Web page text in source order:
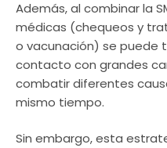
Además, al combinar la
médicas (chequeos y
o vacunación) se puede
contacto con grandes
combatir diferentes
mismo tiempo.
Sin embargo, esta